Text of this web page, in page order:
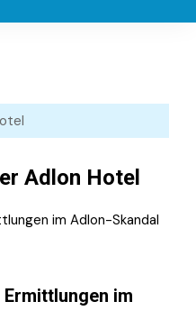
Adlon Hotel
im